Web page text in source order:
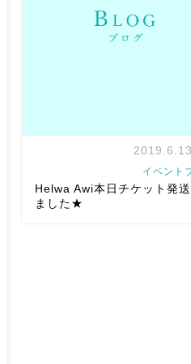
https://www.aeoncinema.com/
2019.6.13
イベント
Helwa Awi本日チケット発
ました★